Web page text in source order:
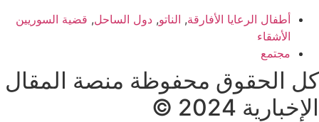
أطفال الرعايا الأفارقة, الناتو, دول الساحل, قضية السوريين
الأشقاء
مجتمع
كل الحقوق محفوظة منصة المقال
الإخبارية 2024 ©